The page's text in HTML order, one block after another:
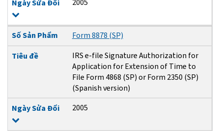
Ngày Sửa Đổi
2005
Số Sản Phẩm
Form 8878 (SP)
Tiêu đề
IRS e-file Signature Authorization for
Application for Extension of Time to
File Form 4868 (SP) or Form 2350 (SP)
(Spanish version)
Ngày Sửa Đổi
2005